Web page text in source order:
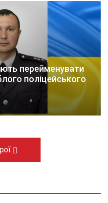
перейменувати
поліцейського